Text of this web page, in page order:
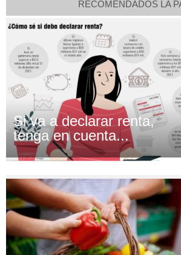
RECOMENDADOS LA
Si va a declarar renta,
tenga en cuenta...